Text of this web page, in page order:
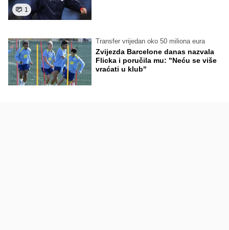
1
Transfer vrijedan oko 50 miliona eura
Zvijezda Barcelone danas nazvala
Flicka i poručila mu: "Neću se više
vraćati u klub"